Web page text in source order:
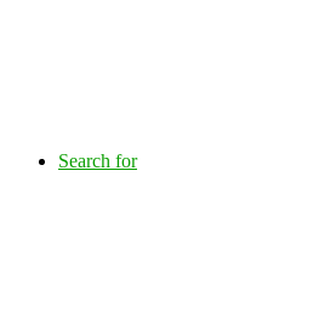
Search for